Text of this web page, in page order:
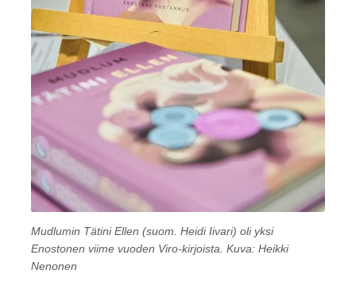
Mudlumin Tätini Ellen (suom. Heidi Iivari) oli yksi
Enostonen viime vuoden Viro-kirjoista. Kuva: Heikki
Nenonen